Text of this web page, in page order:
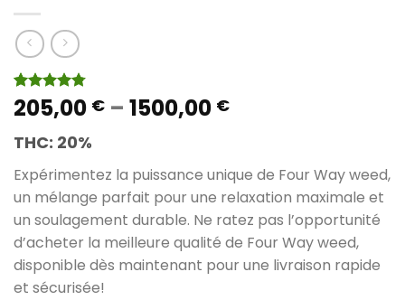
Bewertet
mit4.77
basierend
13
Kundenbewertungen
205,00 € – 1500,00 €Preisspanne:
1500,00 €
THC: 20%
Expérimentez la puissance unique de Four Way weed,
un mélange parfait pour une relaxation maximale et
un soulagement durable. Ne ratez pas l’opportunité
d’acheter la meilleure qualité de Four Way weed,
disponible dès maintenant pour une livraison rapide
et sécurisée!